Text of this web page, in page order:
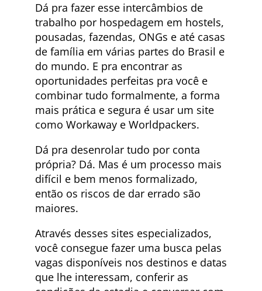
Dá pra fazer esse intercâmbios de
trabalho por hospedagem em hostels,
pousadas, fazendas, ONGs e até casas
de família em várias partes do Brasil e
do mundo. E pra encontrar as
oportunidades perfeitas pra você e
combinar tudo formalmente, a forma
mais prática e segura é usar um site
como Workaway e Worldpackers.
Dá pra desenrolar tudo por conta
própria? Dá. Mas é um processo mais
difícil e bem menos formalizado,
então os riscos de dar errado são
maiores.
Através desses sites especializados,
você consegue fazer uma busca pelas
vagas disponíveis nos destinos e datas
que lhe interessam, conferir as